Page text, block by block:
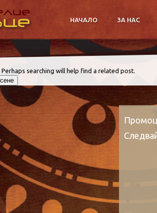
НАЧАЛО ЗА НАС
searching will help find a related post.